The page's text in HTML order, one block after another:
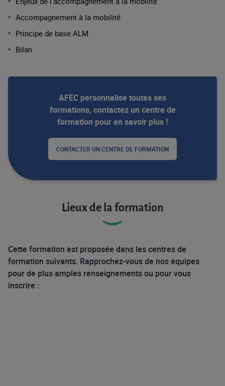
Accompagnement à la mobilité
Principe de base ALM
Bilan
AFEC personnalise toutes ses
formations, contactez un centre de
formation pour en savoir plus !
CONTACTER UN CENTRE DE FORMATION
Lieux de la formation
Cette formation est proposée dans les centres de
formation suivants. Rapprochez-vous de nos équipes
pour de plus amples renseignements ou pour vous
inscrire :